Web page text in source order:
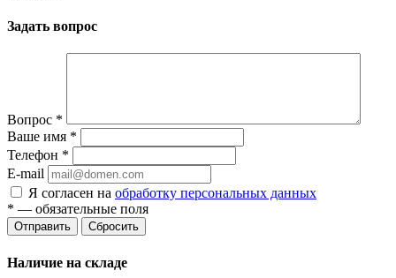
Задать вопрос
Вопрос *
Ваше имя *
Телефон *
E-mail
Я согласен на обработку персональных данных
* — обязательные поля
Отправить Сбросить
Наличие на складе